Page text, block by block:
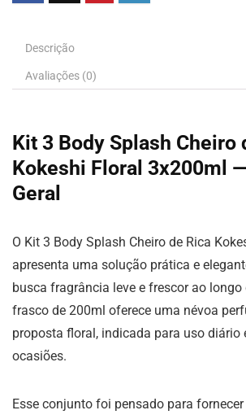
Descrição
Avaliações (0)
Kit 3 Body Splash Cheiro
Kokeshi Floral 3x200ml
Geral
O Kit 3 Body Splash Cheiro de Rica
apresenta uma solução prática e
busca fragrância leve e frescor ao longo
frasco de 200ml oferece uma névoa
proposta floral, indicada para uso diário
ocasiões.
Esse conjunto foi pensado para fornecer